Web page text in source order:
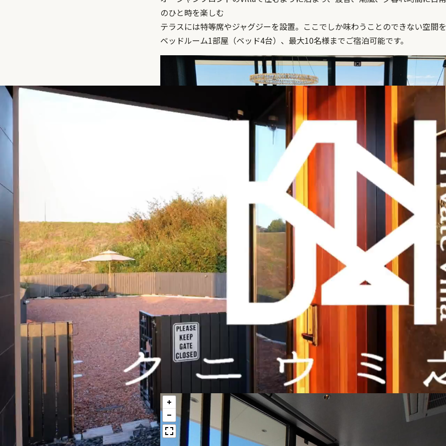
のひと時を楽しむ
テラスには特等席やジャグジーを設置。ここでしか味わうことのできない空間
ベッドルーム1部屋（ベッド4台）、最大10名様までご宿泊可能です。
オーシャンビューの景色に魅了される空間
昼間はエメラルドグリーンに輝き、夕日や朝日が美しい淡路の海を眺めるため
しの別荘。127平米を誇る広々とした造りの室内空間と、インフィニティプー
トバスが満喫できる45平米のテラスは、オーシャンビューの景色が存分に愉し
喧騒を忘れ、自分たちだけのプライベートな時間を満喫しよう。